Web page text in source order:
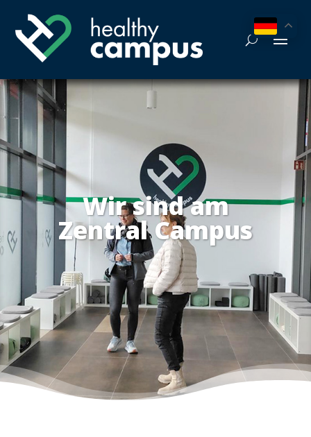
Wir sind am
Zen­tral Cam­pus